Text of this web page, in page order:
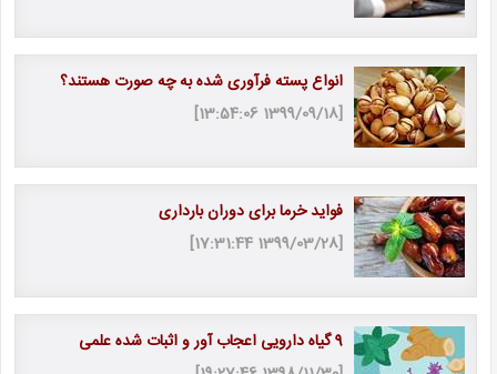
انواع پسته فرآوری ‌شده به چه صورت هستند؟
[1399/09/18 13:54:06]
فواید خرما برای دوران بارداری
[1399/03/28 17:31:44]
9 گیاه دارویی اعجاب آور و اثبات شده علمی